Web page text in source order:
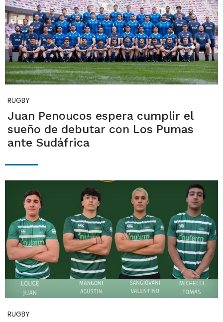
RUGBY
Juan Penoucos espera cumplir el
sueño de debutar con Los Pumas
ante Sudáfrica
RUGBY